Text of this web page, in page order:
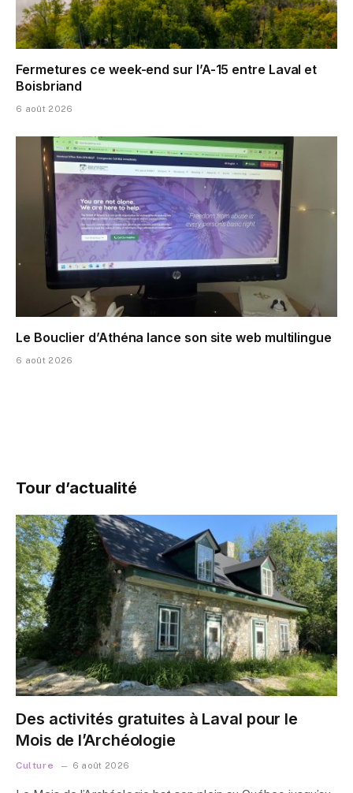
Fermetures ce week-end sur l’A-15 entre Laval et
Boisbriand
6 août 2026
Le Bouclier d’Athéna lance son site web multilingue
6 août 2026
Tour d’actualité
Des activités gratuites à Laval pour le
Mois de l’Archéologie
Culture 6 août 2026